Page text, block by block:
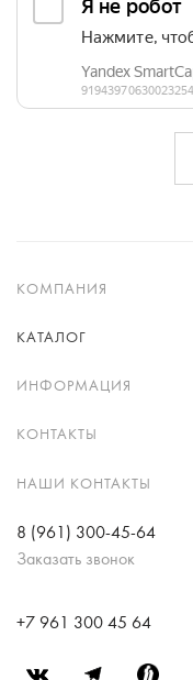
КОМПАНИЯ
КАТАЛОГ
ИНФОРМАЦИЯ
КОНТАКТЫ
НАШИ КОНТАКТЫ
8 (961) 300-45-64
Заказать звонок
+7 961 300 45 64